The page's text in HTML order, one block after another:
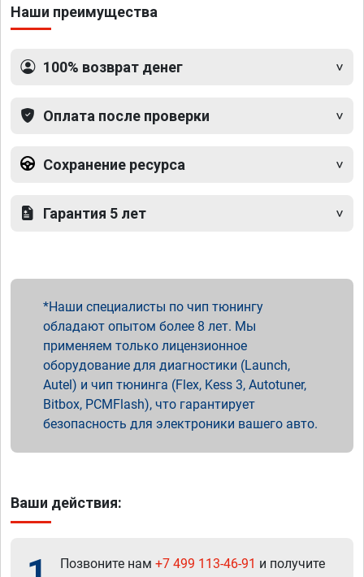
Наши преимущества
100% возврат денег
Оплата после проверки
Сохранение ресурса
Гарантия 5 лет
Наши специалисты по чип тюнингу
обладают опытом более 8 лет. Мы
применяем только лицензионное
оборудование для диагностики (Launch,
Autel) и чип тюнинга (Flex, Kess 3, Autotuner,
Bitbox, PCMFlash), что гарантирует
безопасность для электроники вашего авто.
Ваши действия:
Позвоните нам +7 499 113-46-91 и получите